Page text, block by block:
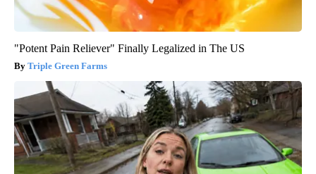
"Potent Pain Reliever" Finally Legalized in The US
Triple Green Farms